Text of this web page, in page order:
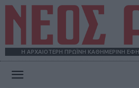
Η ΑΡΧΑΙΟΤΕΡΗ ΠΡΩΪΝΗ ΚΑΘΗΜΕΡΙΝΗ